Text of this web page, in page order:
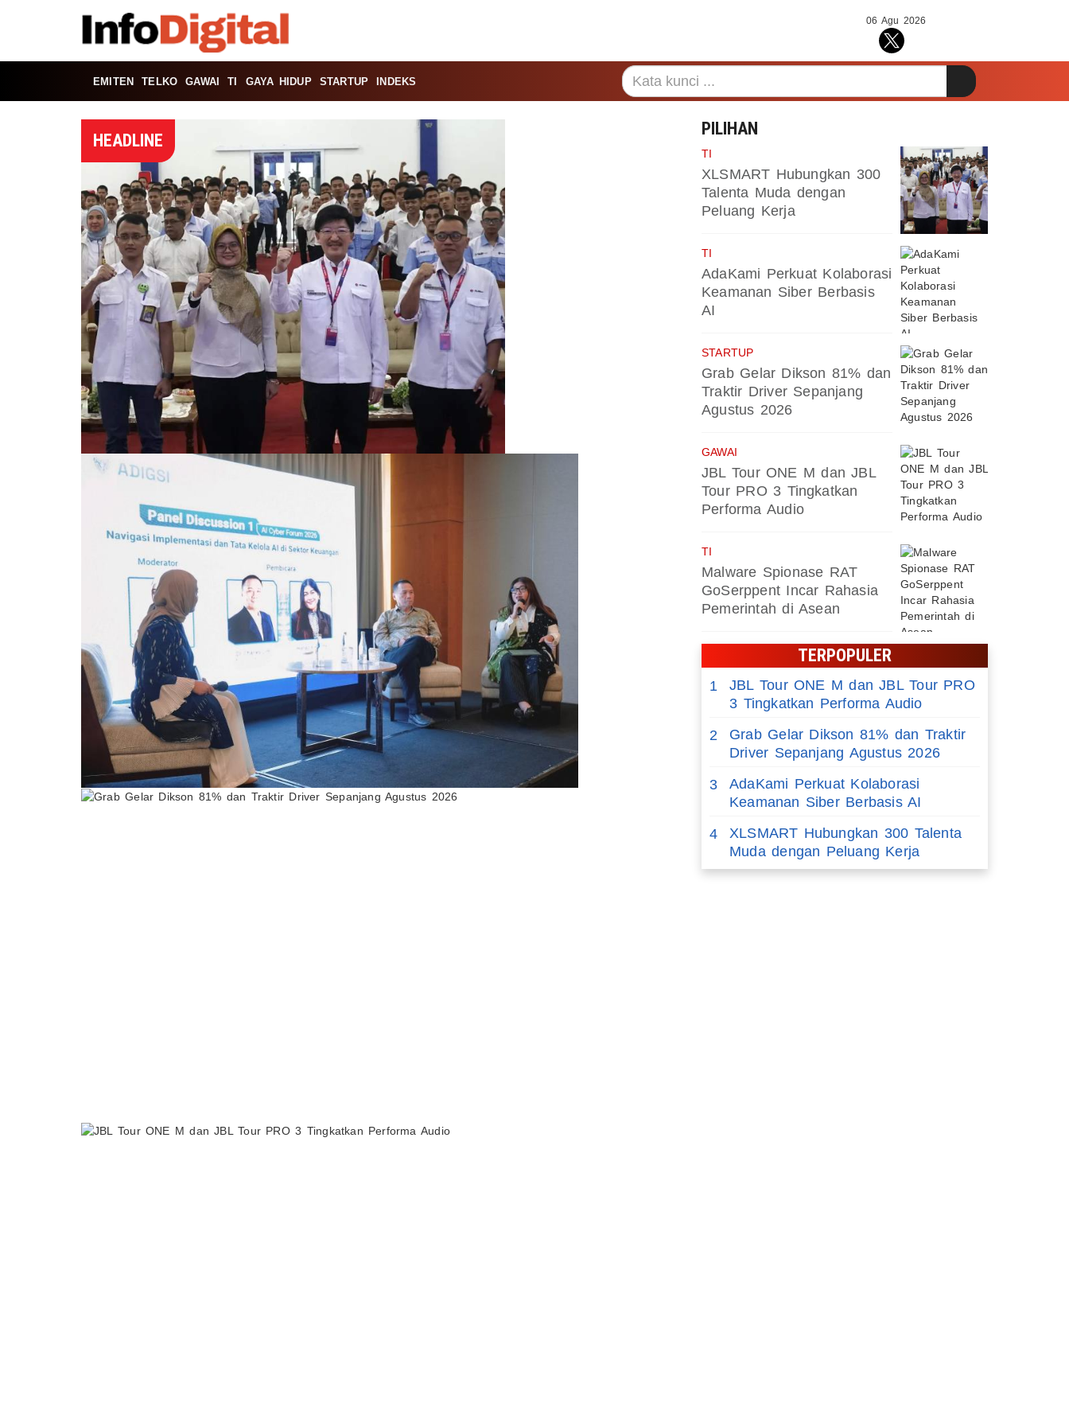
06 Agu 2026
EMITEN TELKO GAWAI TI GAYA HIDUP STARTUP INDEKS
HEADLINE
PILIHAN
TI
XLSMART Hubungkan 300
Talenta Muda dengan
Peluang Kerja
TI
AdaKami Perkuat Kolaborasi
Keamanan Siber Berbasis
AI
STARTUP
Grab Gelar Dikson 81% dan
Traktir Driver Sepanjang
Agustus 2026
GAWAI
JBL Tour ONE M dan JBL
Tour PRO 3 Tingkatkan
Performa Audio
TI
Malware Spionase RAT
GoSerppent Incar Rahasia
Pemerintah di Asean
TERPOPULER
1
JBL Tour ONE M dan JBL Tour PRO
3 Tingkatkan Performa Audio
2
Grab Gelar Dikson 81% dan Traktir
Driver Sepanjang Agustus 2026
3
AdaKami Perkuat Kolaborasi
Keamanan Siber Berbasis AI
4
XLSMART Hubungkan 300 Talenta
Muda dengan Peluang Kerja